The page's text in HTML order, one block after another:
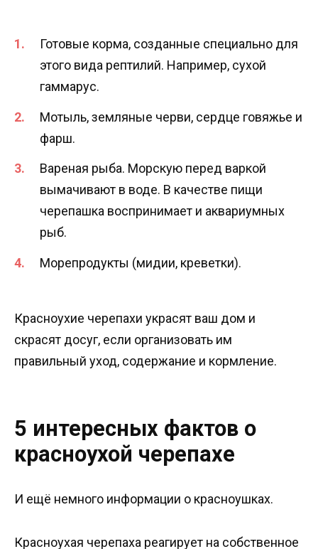
Готовые корма, созданные специально для
этого вида рептилий. Например, сухой
гаммарус.
Мотыль, земляные черви, сердце говяжье и
фарш.
Вареная рыба. Морскую перед варкой
вымачивают в воде. В качестве пищи
черепашка воспринимает и аквариумных
рыб.
Морепродукты (мидии, креветки).
Красноухие черепахи украсят ваш дом и
скрасят досуг, если организовать им
правильный уход, содержание и кормление.
5 интересных фактов о
красноухой черепахе
И ещё немного информации о красноушках.
Красноухая черепаха реагирует на собственное